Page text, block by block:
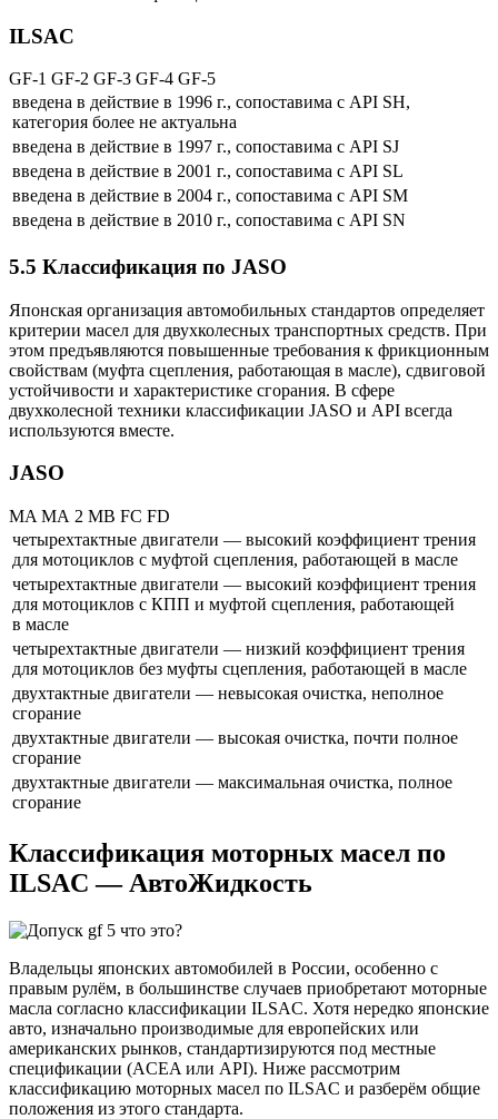
ILSAC
GF-1 GF-2 GF-3 GF-4 GF-5
введена в действие в 1996 г., сопоставима с API SH,
категория более не актуальна
введена в действие в 1997 г., сопоставима с API SJ
введена в действие в 2001 г., сопоставима с API SL
введена в действие в 2004 г., сопоставима с API SM
введена в действие в 2010 г., сопоставима с API SN
5.5 Классификация по JASO
Японская организация автомобильных стандартов определяет
критерии масел для двухколесных транспортных средств. При
этом предъявляются повышенные требования к фрикционным
свойствам (муфта сцепления, работающая в масле), сдвиговой
устойчивости и характеристике сгорания. В сфере
двухколесной техники классификации JASO и API всегда
используются вместе.
JASO
MA MA 2 MB FC FD
четырехтактные двигатели — высокий коэффициент трения
для мотоциклов с муфтой сцепления, работающей в масле
четырехтактные двигатели — высокий коэффициент трения
для мотоциклов с КПП и муфтой сцепления, работающей
в масле
четырехтактные двигатели — низкий коэффициент трения
для мотоциклов без муфты сцепления, работающей в масле
двухтактные двигатели — невысокая очистка, неполное
сгорание
двухтактные двигатели — высокая очистка, почти полное
сгорание
двухтактные двигатели — максимальная очистка, полное
сгорание
Классификация моторных масел по
ILSAC — АвтоЖидкость
Владельцы японских автомобилей в России, особенно с
правым рулём, в большинстве случаев приобретают моторные
масла согласно классификации ILSAC. Хотя нередко японские
авто, изначально производимые для европейских или
американских рынков, стандартизируются под местные
спецификации (ACEA или API). Ниже рассмотрим
классификацию моторных масел по ILSAC и разберём общие
положения из этого стандарта.